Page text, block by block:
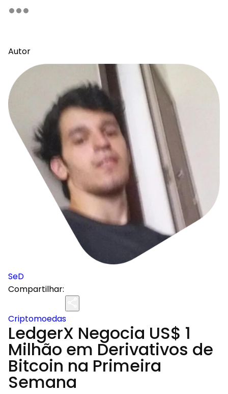
Autor
SeD
Compartilhar:
Criptomoedas
LedgerX Negocia US$ 1
Milhão em Derivativos de
Bitcoin na Primeira
Semana